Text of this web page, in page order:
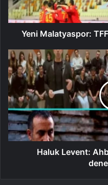
Yeni Malatyaspor:
Haluk Levent: